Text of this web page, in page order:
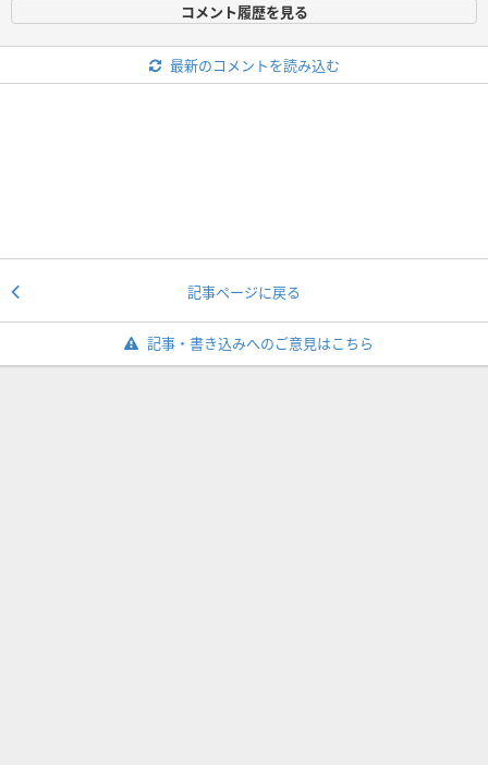
コメント履歴を見る
最新のコメントを読み込む
記事ページに戻る
記事・書き込みへのご意見はこちら